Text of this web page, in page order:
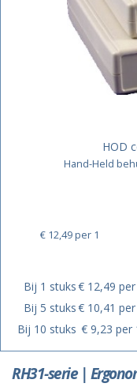
RH31-serie |
HOD
Hand-Held
€ 12,49per 1
Bij 1 stuks€ 12,49 per
Bij 5 stuks€ 10,41 per
Bij 10 stuks € 9,23 per